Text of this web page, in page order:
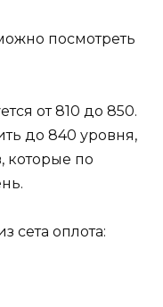
посмотреть
от 810 до 850.
до 840 уровня,
которые по
сета оплота: